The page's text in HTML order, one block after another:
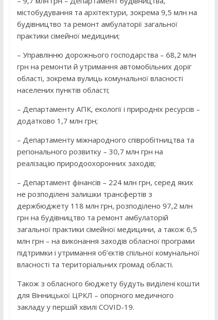
містобудування та архітектури, зокрема 9,5 млн на
будівництво та ремонт амбулаторії загальної
практики сімейної медицини;
– Управлінню дорожнього господарства – 68,2 млн
грн на ремонти й утримання автомобільних доріг
області, зокрема вулиць комунальної власності
населених пунктів області;
– Департаменту АПК, екології і природніх ресурсів –
додатково 1,7 млн грн;
– Департаменту міжнародного співробітництва та
регіонального розвитку – 30,7 млн грн на
реалізацію природоохоронних заходів;
– Департамент фінансів – 224 млн грн, серед яких
не розподілені залишки трансфертів з
держбюджету 118 млн грн, розподілено 97,2 млн
грн на будівництво та ремонт амбулаторій
загальної практики сімейної медицини, а також 6,5
млн грн – на виконання заходів обласної програми
підтримки і утримання об’єктів спільної комунальної
власності та територіальних громад області.
Також з обласного бюджету будуть виділені кошти
для Вінницької ЦРКЛ – опорного медичного
закладу у першій хвилі COVID-19.